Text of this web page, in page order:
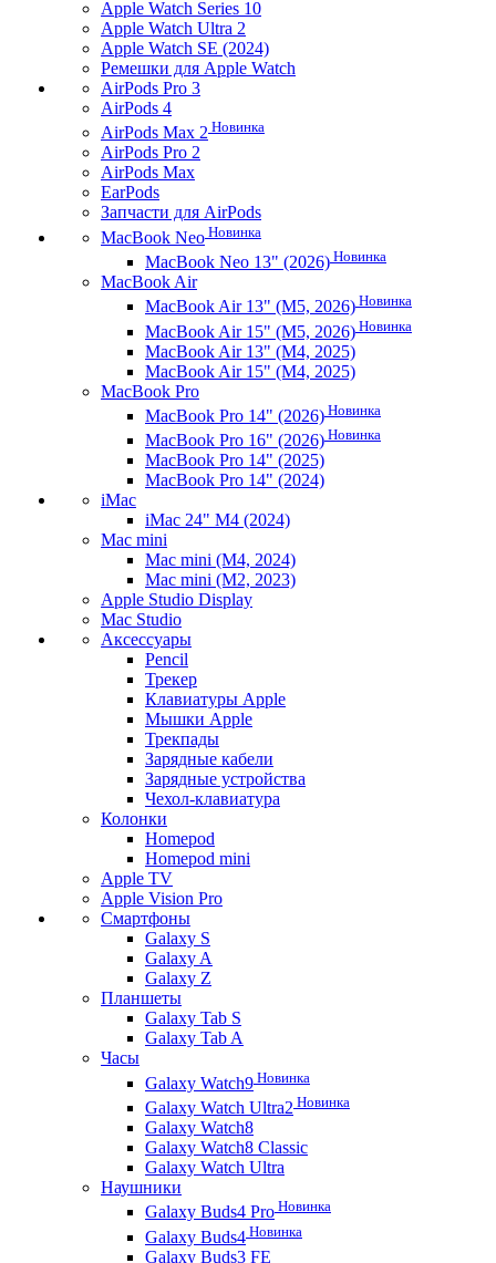
Apple Watch Series 10
Apple Watch Ultra 2
Apple Watch SE (2024)
Ремешки для Apple Watch
AirPods Pro 3
AirPods 4
AirPods Max 2 Новинка
AirPods Pro 2
AirPods Max
EarPods
Запчасти для AirPods
MacBook Neo Новинка
MacBook Neo 13" (2026) Новинка
MacBook Air
MacBook Air 13" (M5, 2026) Новинка
MacBook Air 15" (M5, 2026) Новинка
MacBook Air 13" (M4, 2025)
MacBook Air 15" (M4, 2025)
MacBook Pro
MacBook Pro 14" (2026) Новинка
MacBook Pro 16" (2026) Новинка
MacBook Pro 14" (2025)
MacBook Pro 14" (2024)
iMac
iMac 24" M4 (2024)
Mac mini
Mac mini (M4, 2024)
Mac mini (M2, 2023)
Apple Studio Display
Mac Studio
Аксессуары
Pencil
Трекер
Клавиатуры Apple
Мышки Apple
Трекпады
Зарядные кабели
Зарядные устройства
Чехол-клавиатура
Колонки
Homepod
Homepod mini
Apple TV
Apple Vision Pro
Смартфоны
Galaxy S
Galaxy A
Galaxy Z
Планшеты
Galaxy Tab S
Galaxy Tab A
Часы
Galaxy Watch9 Новинка
Galaxy Watch Ultra2 Новинка
Galaxy Watch8
Galaxy Watch8 Classic
Galaxy Watch Ultra
Наушники
Galaxy Buds4 Pro Новинка
Galaxy Buds4 Новинка
Galaxy Buds3 FE